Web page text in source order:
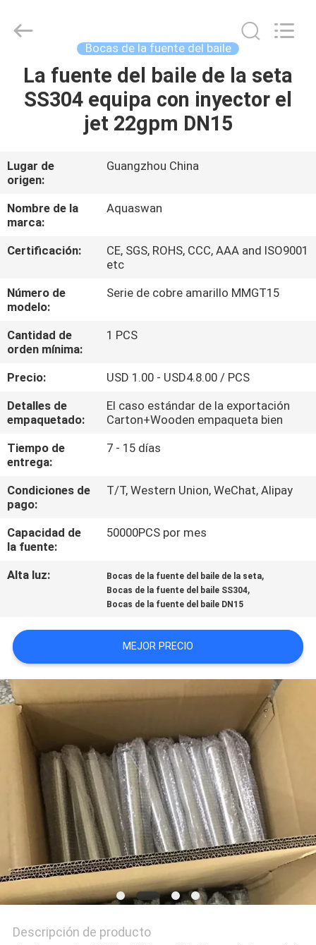
HOGAR
PRODUCTOS
SOBRE
NOSOTROS
VIAJE
DE
LA
FÁBRICA
CONTROL
DE
CALIDAD
ÉNTRENOS
EN
CONTACTO
CON
UNA
NEWS
MAPA
DEL
SITIO
PRIVACY
POLICY
aquaswan
water
Bocas de la fuente del baile
La fuente del baile de la seta
SS304 equipa con inyector el
jet 22gpm DN15
Lugar de
origen:
Guangzhou China
Nombre de la
marca:
Aquaswan
Certificación:
CE, SGS, ROHS, CCC, AAA and ISO9001
etc
Número de
modelo:
Serie de cobre amarillo MMGT15
Cantidad de
orden mínima:
1 PCS
Precio:
USD 1.00 - USD4.8.00 / PCS
Detalles de
empaquetado:
El caso estándar de la exportación
Carton+Wooden empaqueta bien
Tiempo de
entrega:
7 - 15 días
Condiciones de
pago:
T/T, Western Union, WeChat, Alipay
Capacidad de
la fuente:
50000PCS por mes
Alta luz: Bocas de la fuente del baile de la seta,
Bocas de la fuente del baile SS304,
Bocas de la fuente del baile DN15
MEJOR PRECIO
Descripción de producto